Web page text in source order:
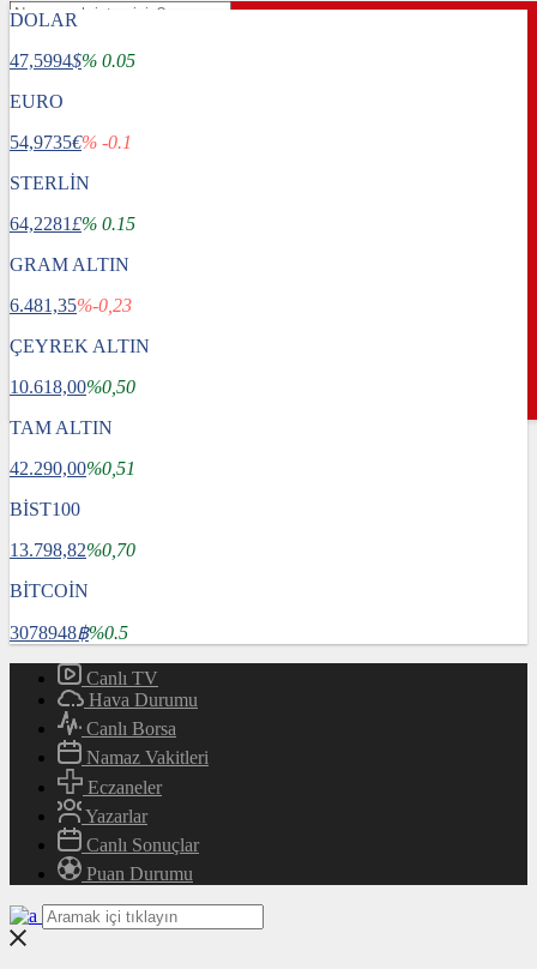
DOLAR
47,5994$% 0.05
EURO
54,9735€% -0.1
STERLİN
64,2281£% 0.15
GRAM ALTIN
6.481,35%-0,23
ÇEYREK ALTIN
10.618,00%0,50
TAM ALTIN
42.290,00%0,51
BİST100
13.798,82%0,70
BİTCOİN
3078948฿%0.5
Dünya
Spor
Magazin
Bafra Rehberi
Canlı TV
Hava Durumu
Canlı Borsa
Namaz Vakitleri
Eczaneler
Yazarlar
Canlı Sonuçlar
Puan Durumu